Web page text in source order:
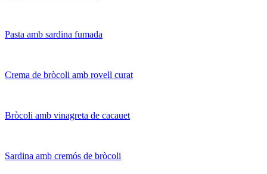
Pasta amb sardina fumada
Crema de bròcoli amb rovell curat
Bròcoli amb vinagreta de cacauet
Sardina amb cremós de bròcoli